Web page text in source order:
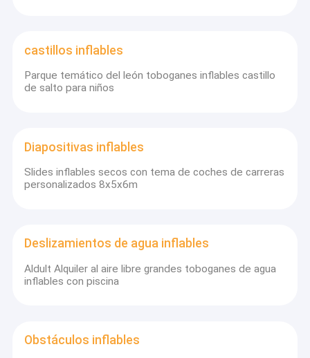
castillos inflables
Parque temático del león toboganes inflables castillo
de salto para niños
Diapositivas inflables
Slides inflables secos con tema de coches de carreras
personalizados 8x5x6m
Deslizamientos de agua inflables
Aldult Alquiler al aire libre grandes toboganes de agua
inflables con piscina
Obstáculos inflables